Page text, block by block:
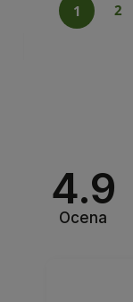
1 2
4.9
Ocena